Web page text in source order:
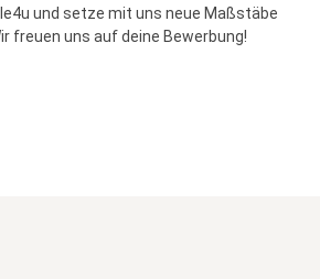
und setze mit uns neue Maßstäbe
freuen uns auf deine Bewerbung!